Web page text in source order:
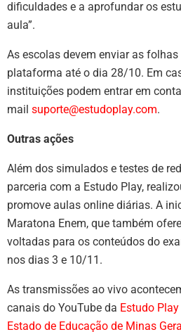
dificuldades e a aprofundar os
aula”.
As escolas devem enviar as folhas
plataforma até o dia 28/10. Em
instituições podem entrar em
mail suporte@estudoplay.com.
Outras ações
Além dos simulados e testes de
parceria com a Estudo Play,
promove aulas online diárias. A
Maratona Enem, que também
voltadas para os conteúdos do
nos dias 3 e 10/11.
As transmissões ao vivo
canais do YouTube da Estudo Play
Estado de Educação de Minas